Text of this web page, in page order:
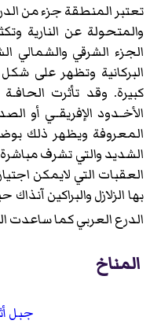
تعتبر المنطقة جزء من
والمتحولة عن النارية
الجزء الشرقي
البركانية وتظهر على
كبيرة. وقد تأثرت الحافـة
الأخـدود الإفريقـي أو
المعروفة ويظهر ذلك
الشديد والتي تشرف
العقبات التي لايمكن
بها الزلازل والبراكين
الدرع العربي كما ساعدت
المناخ
جبل